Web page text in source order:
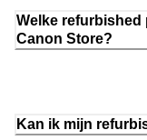
Welke
Canon Store?
Kan ik mijn